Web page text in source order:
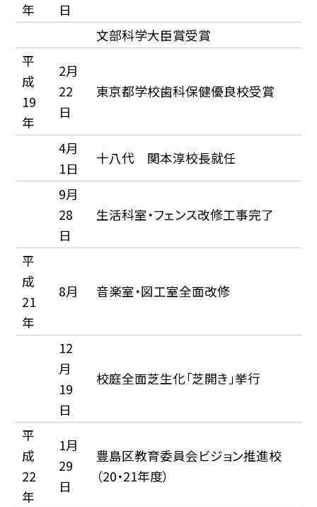
年
日
文部科学大臣賞受賞
平
成
19
年
2月
22
日
東京都学校歯科保健優良校受賞
4月
1日
十八代 関本淳校長就任
9月
28
日
生活科室・フェンス改修工事完了
平
成
21
年
8月 音楽室・図工室全面改修
12
月
19
日
校庭全面芝生化「芝開き」挙行
平
成
22
年
1月
29
日
豊島区教育委員会ビジョン推進校
（20・21年度）